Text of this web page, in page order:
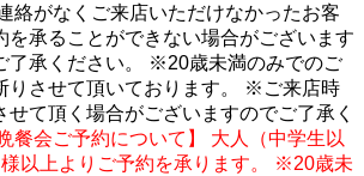
絡がなくご来店いただけなかったお客
を承ることができない場合がございます
了承ください。 ※20歳未満のみでのご
りさせて頂いております。 ※ご来店時
せて頂く場合がございますのでご了承く
餐会ご予約について】 大人（中学生以
様以上よりご予約を承ります。 ※20歳未